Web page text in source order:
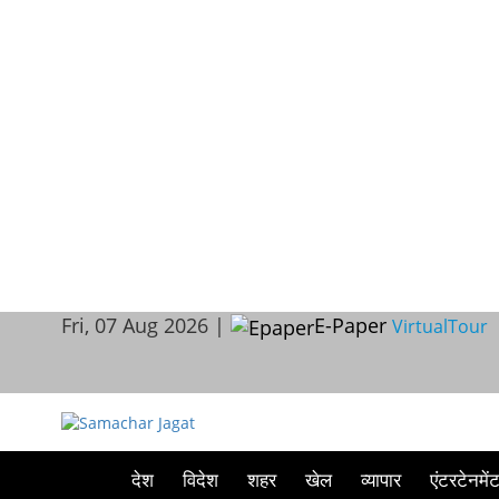
Fri, 07 Aug 2026 | E-Paper VirtualTour
देश विदेश शहर खेल व्यापार एंटरटेनमेंट